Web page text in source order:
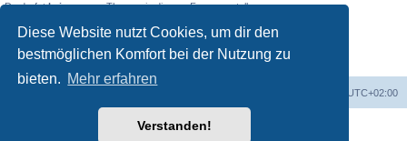
Diese Website nutzt Cookies, um dir den
bestmöglichen Komfort bei der Nutzung zu
bieten. Mehr erfahren
Verstanden!
Du darfstkeineneuen Themen in diesem Forum erstellen.
Du darfst deine Beiträge in diesem Forumnicht ändern.
Du darfst keineDateianhänge in diesem Forum erstellen.
UTC+02:00
Powered byphpBB® Forum Software © phpBB Limited